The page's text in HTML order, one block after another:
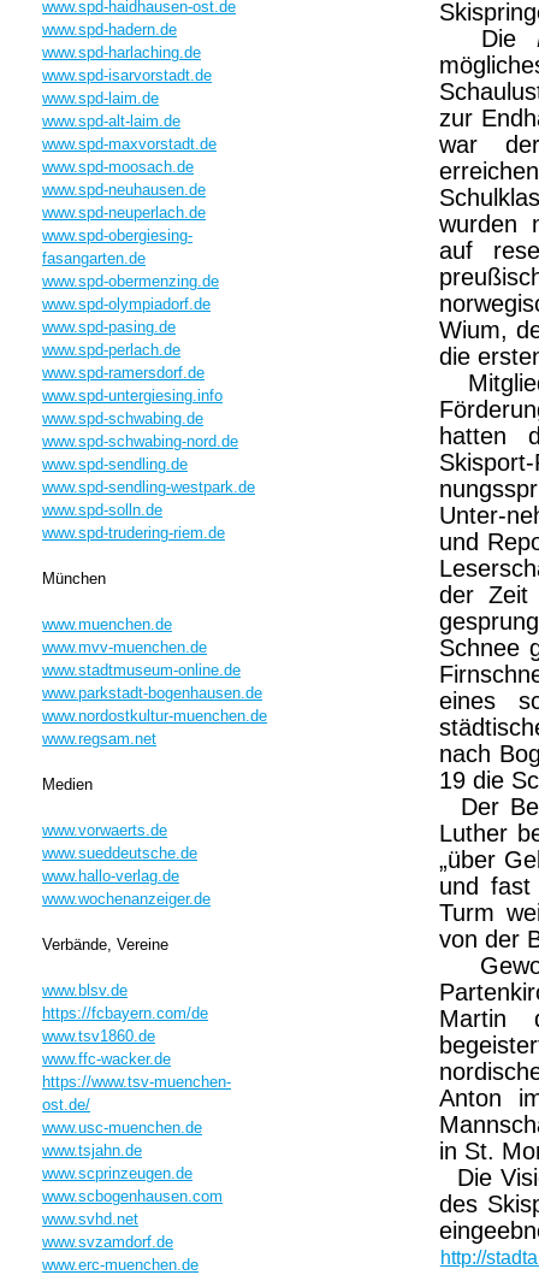
Die
zur
war
wurden
auf
Wium,
die
hatten
Unter-
und
der Zeit
Schnee
eines
nach
19 die
Der
Luther
„über
und fast
Turm
von der
Martin
Anton
in St.
Die
des
http://
www.spd-haidhausen-ost.de
www.spd-hadern.de
www.spd-harlaching.de
www.spd-isarvorstadt.de
www.spd-laim.de
www.spd-alt-laim.de
www.spd-maxvorstadt.de
www.spd-moosach.de
www.spd-neuhausen.de
www.spd-neuperlach.de
www.spd-obergiesing-
fasangarten.de
www.spd-obermenzing.de
www.spd-olympiadorf.de
www.spd-pasing.de
www.spd-perlach.de
www.spd-ramersdorf.de
www.spd-untergiesing.info
www.spd-schwabing.de
www.spd-schwabing-nord.de
www.spd-sendling.de
www.spd-sendling-westpark.de
www.spd-solln.de
www.spd-trudering-riem.de
München
www.muenchen.de
www.mvv-muenchen.de
www.stadtmuseum-online.de
www.parkstadt-bogenhausen.de
www.nordostkultur-muenchen.de
www.regsam.net
Medien
www.vorwaerts.de
www.sueddeutsche.de
www.hallo-verlag.de
www.wochenanzeiger.de
Verbände, Vereine
www.blsv.de
https://fcbayern.com/de
www.tsv1860.de
www.ffc-wacker.de
https://www.tsv-muenchen-
ost.de/
www.usc-muenchen.de
www.tsjahn.de
www.scprinzeugen.de
www.scbogenhausen.com
www.svhd.net
www.svzamdorf.de
www.erc-muenchen.de